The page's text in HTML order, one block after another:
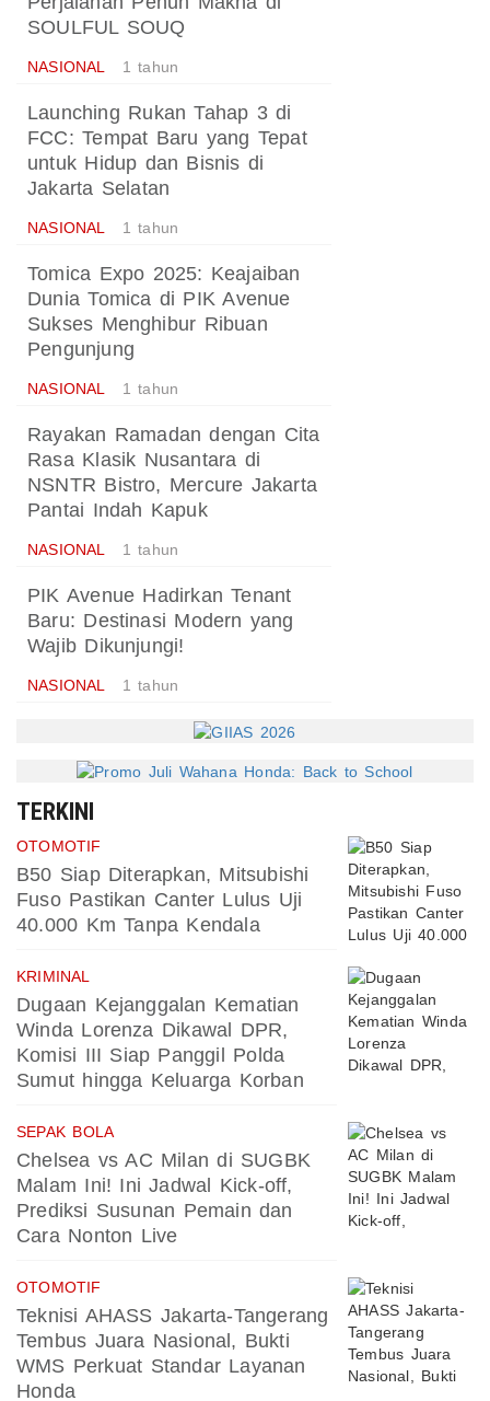
SOULFUL SOUQ
NASIONAL 1 tahun
Launching Rukan Tahap 3 di
FCC: Tempat Baru yang Tepat
untuk Hidup dan Bisnis di
Jakarta Selatan
NASIONAL 1 tahun
Tomica Expo 2025: Keajaiban
Dunia Tomica di PIK Avenue
Sukses Menghibur Ribuan
Pengunjung
NASIONAL 1 tahun
Rayakan Ramadan dengan Cita
Rasa Klasik Nusantara di
NSNTR Bistro, Mercure Jakarta
Pantai Indah Kapuk
NASIONAL 1 tahun
PIK Avenue Hadirkan Tenant
Baru: Destinasi Modern yang
Wajib Dikunjungi!
NASIONAL 1 tahun
TERKINI
OTOMOTIF
B50 Siap Diterapkan, Mitsubishi
Fuso Pastikan Canter Lulus Uji
40.000 Km Tanpa Kendala
KRIMINAL
Dugaan Kejanggalan Kematian
Winda Lorenza Dikawal DPR,
Komisi III Siap Panggil Polda
Sumut hingga Keluarga Korban
SEPAK BOLA
Chelsea vs AC Milan di SUGBK
Malam Ini! Ini Jadwal Kick-off,
Prediksi Susunan Pemain dan
Cara Nonton Live
OTOMOTIF
Teknisi AHASS Jakarta-Tangerang
Tembus Juara Nasional, Bukti
WMS Perkuat Standar Layanan
Honda